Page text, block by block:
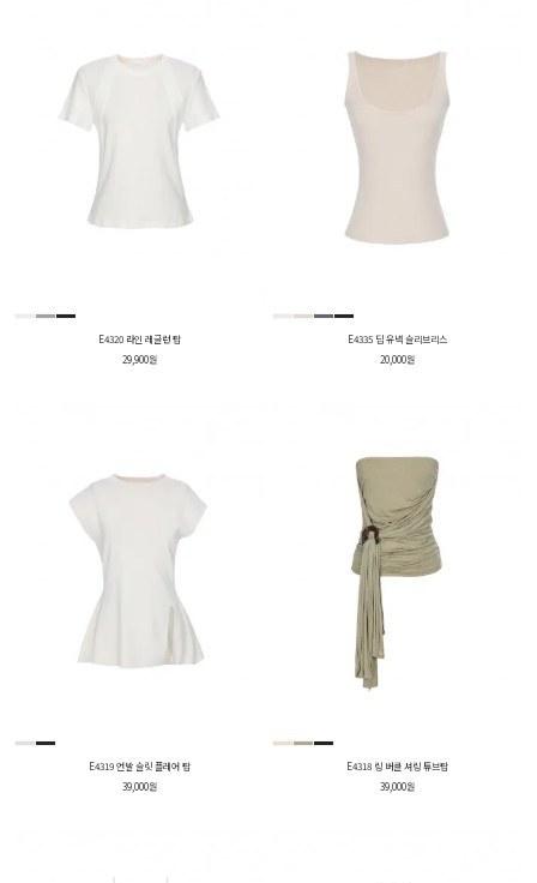
E4320 라인 레글런 탑
29,900원
E4335 딥 유넥 슬리브리스
20,000원
E4319 언발 슬릿 플레어 탑
39,000원
E4318 링 버클 셔링 튜브탑
39,000원